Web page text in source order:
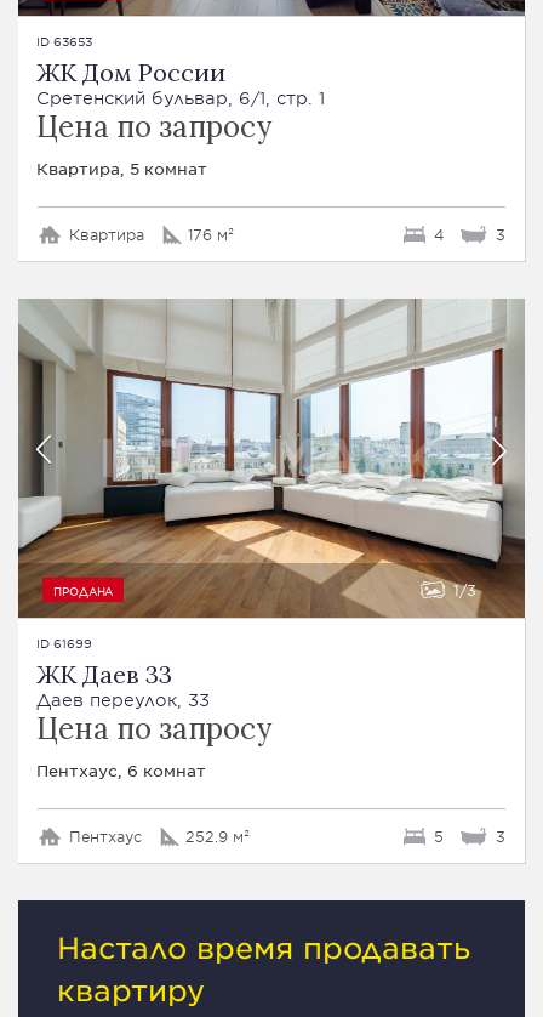
ID 63653
ЖК Дом России
Сретенский бульвар, 6/1, стр. 1
Цена по запросу
Квартира, 5 комнат
Квартира 176 м² 4 3
ПРОДАНА 1 3
ID 61699
ЖК Даев 33
Даев переулок, 33
Цена по запросу
Пентхаус, 6 комнат
Пентхаус 252.9 м² 5 3
Настало время продавать
квартиру